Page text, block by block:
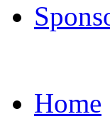
Home